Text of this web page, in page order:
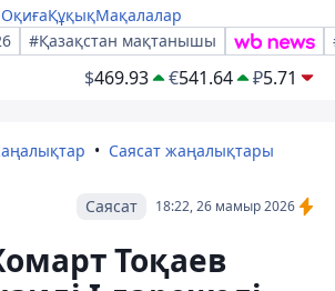
ОқиғаҚұқықМақалалар
#Қазақстан мақтанышы
$469.93 €541.64 ₽5.71
Саясат жаңалықтары
18:22, 26 мамыр 2026
Саясат
Тоқаев